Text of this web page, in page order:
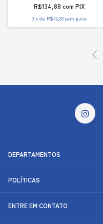
R$134,88 com PIX
3 xde R$46,83 sem juros
DEPARTAMENTOS
POLÍTICAS
ENTRE EM CONTATO